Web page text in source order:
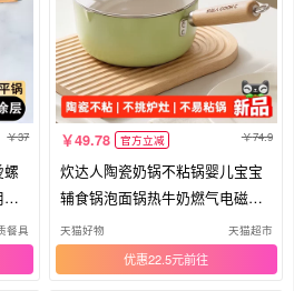
37
餐具
49.78 官方立减 74.9
炊达人陶瓷奶锅不粘锅婴儿宝宝
辅食锅泡面锅热牛奶燃气电磁炉
通用
天猫好物 天猫超市
优惠22.5元